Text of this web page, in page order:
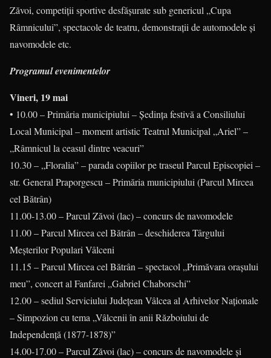
Zăvoi, competiţii sportive desfăşurate sub genericul „Cupa
Râmnicului”, spectacole de teatru, demonstraţii de automodele şi
navomodele etc.
Programul evenimentelor
Vineri, 19 mai
• 10.00 – Primăria municipiului – Şedinţa festivă a Consiliului
Local Municipal – moment artistic Teatrul Municipal „Ariel” –
„Râmnicul la ceasul dintre veacuri”
10.30 – „Floralia” – parada copiilor pe traseul Parcul Episcopiei –
str. General Praporgescu – Primăria municipiului (Parcul Mircea
cel Bătrân)
11.00-13.00 – Parcul Zăvoi (lac) – concurs de navomodele
11.00 – Parcul Mircea cel Bătrân – deschiderea Târgului
Meşterilor Populari Vâlceni
11.15 – Parcul Mircea cel Bătrân – spectacol „Primăvara oraşului
meu”, concert al Fanfarei „Gabriel Chaborschi”
12.00 – sediul Serviciului Judeţean Vâlcea al Arhivelor Naţionale
– Simpozion cu tema „Vâlcenii în anii Războiului de
Independenţă (1877-1878)”
14.00-17.00 – Parcul Zăvoi (lac) – concurs de navomodele şi